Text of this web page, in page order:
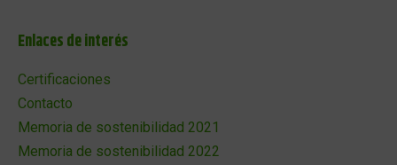
Enlaces de interés
Certificaciones
Contacto
Memoria de sostenibilidad 2021
Memoria de sostenibilidad 2022